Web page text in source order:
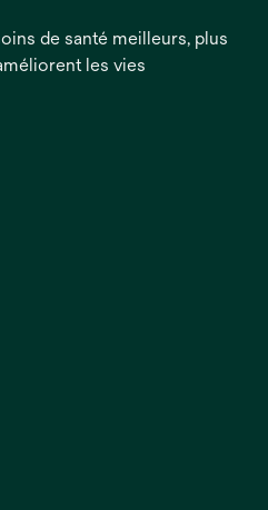
de santé meilleurs, plus
les vies